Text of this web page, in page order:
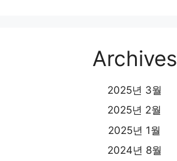
Archives
2025년 3월
2025년 2월
2025년 1월
2024년 8월